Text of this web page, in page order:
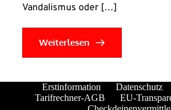
Vandalismus oder […]
Weiterlesen
Erstinformation Datenschutz
Tarifrechner-AGB
EU-